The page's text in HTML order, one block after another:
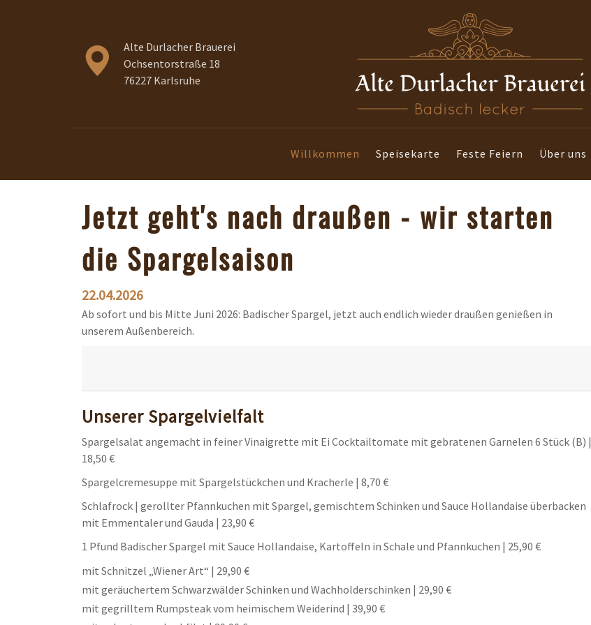
Alte Durlacher Brauerei
Ochsentorstraße 18
76227 Karlsruhe
Willkommen Speisekarte Feste Feiern Über uns
Jetzt geht's nach draußen - wir starten
die Spargelsaison
22.04.2026
Ab sofort und bis Mitte Juni 2026: Badischer Spargel, jetzt auch endlich wieder draußen genießen in
unserem Außenbereich.
Unserer Spargelvielfalt
Spargelsalat angemacht in feiner Vinaigrette mit Ei Cocktailtomate mit gebratenen Garnelen 6 Stück (B) |
18,50 €
Spargelcremesuppe mit Spargelstückchen und Kracherle | 8,70 €
Schlafrock | gerollter Pfannkuchen mit Spargel, gemischtem Schinken und Sauce Hollandaise überbacken
mit Emmentaler und Gauda | 23,90 €
1 Pfund Badischer Spargel mit Sauce Hollandaise, Kartoffeln in Schale und Pfannkuchen | 25,90 €
mit Schnitzel „Wiener Art“ | 29,90 €
mit geräuchertem Schwarzwälder Schinken und Wachholderschinken | 29,90 €
mit gegrilltem Rumpsteak vom heimischem Weiderind | 39,90 €